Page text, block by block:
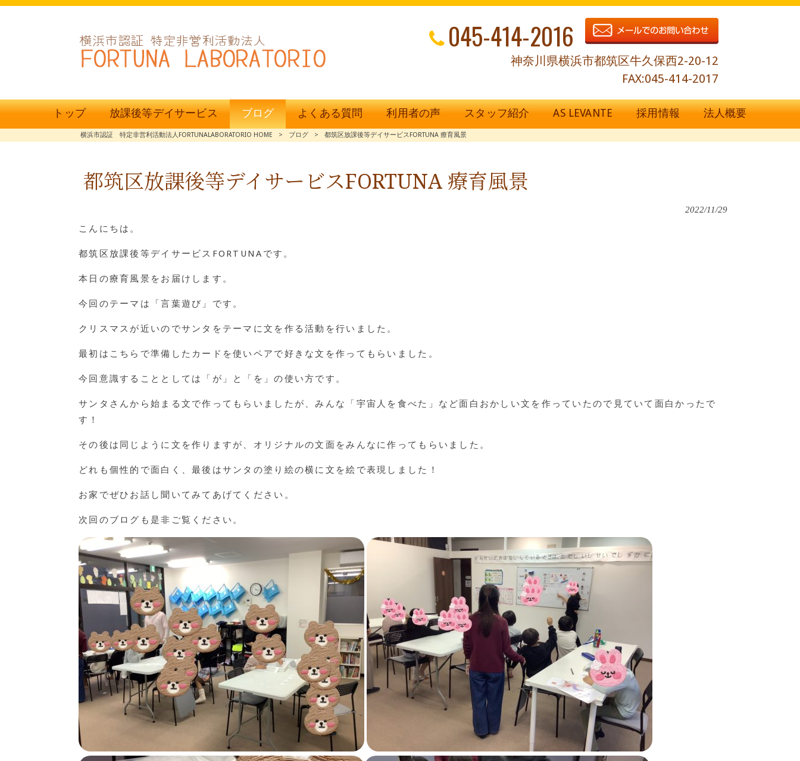
045-414-2016
神奈川県横浜市都筑区牛久保西2-20-12
FAX:045-414-2017
トップ 放課後等デイサービス ブログ よくある質問 利用者の声 スタッフ紹介 AS LEVANTE 採用情報 法人概要
横浜市認証 特定非営利活動法人FORTUNALABORATORIO HOME > ブログ > 都筑区放課後等デイサービスFORTUNA 療育風景
都筑区放課後等デイサービスFORTUNA 療育風景
2022/11/29
こんにちは。
都筑区放課後等デイサービスFORTUNAです。
本日の療育風景をお届けします。
今回のテーマは「言葉遊び」です。
クリスマスが近いのでサンタをテーマに文を作る活動を行いました。
最初はこちらで準備したカードを使いペアで好きな文を作ってもらいました。
今回意識することとしては「が」と「を」の使い方です。
サンタさんから始まる文で作ってもらいましたが、みんな「宇宙人を食べた」など面白おかしい文を作っていたので見ていて面白かったで
す！
その後は同じように文を作りますが、オリジナルの文面をみんなに作ってもらいました。
どれも個性的で面白く、最後はサンタの塗り絵の横に文を絵で表現しました！
お家でぜひお話し聞いてみてあげてください。
次回のブログも是非ご覧ください。